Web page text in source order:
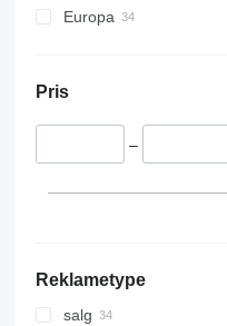
Europa
Belgien
Estland
Pris
–
Reklametype
salg